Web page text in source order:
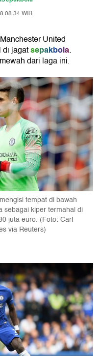
08:34 WIB
United
di jagatsepakbola.
dari laga ini.
tempat di bawah
sebagai kiper termahal di
juta euro. (Foto: Carl
via Reuters)